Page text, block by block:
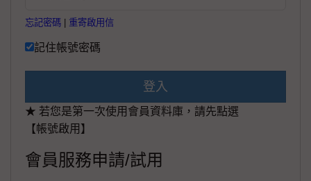
忘記密碼 重寄啟用信
記住帳號密碼
登入
★ 若您是第一次使用會員資料庫，請先點選
【帳號啟用】
會員服務申請/試用